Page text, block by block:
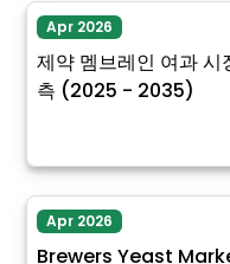
Apr 2026
제약 멤브레인 여과
측 (2025 - 2035)
Apr 2026
Brewers Yeast